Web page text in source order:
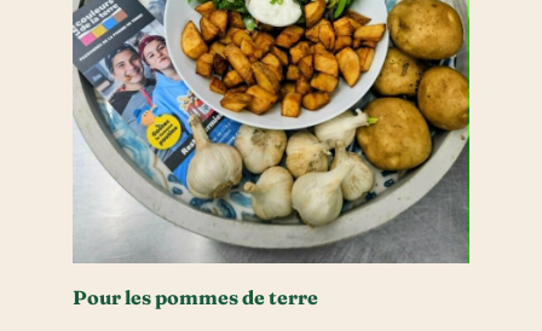
Pour les pommes de terre